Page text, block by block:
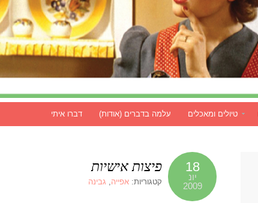
טיולים ומאכלים עלמה בדברים (אודות) דברו איתי
18
יונ
2009
פיצות אישיות
קטגוריות: אפייה, גבינה